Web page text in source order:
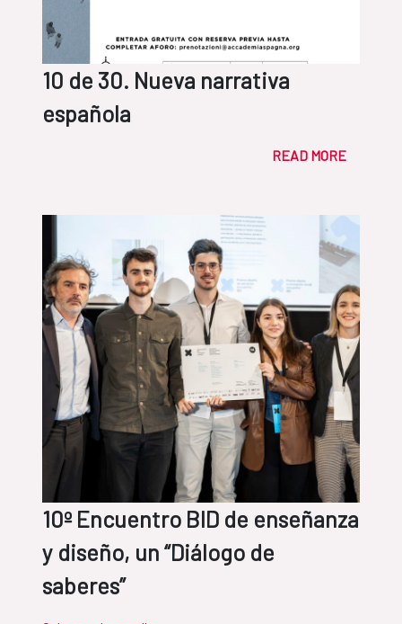
10 de 30. Nueva narrativa
española
READ MORE
10º Encuentro BID de enseñanza
y diseño, un “Diálogo de
saberes”